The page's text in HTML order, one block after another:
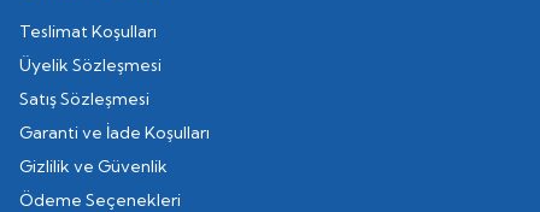
Teslimat Koşulları
Üyelik Sözleşmesi
Satış Sözleşmesi
Garanti ve İade Koşulları
Gizlilik ve Güvenlik
Ödeme Seçenekleri